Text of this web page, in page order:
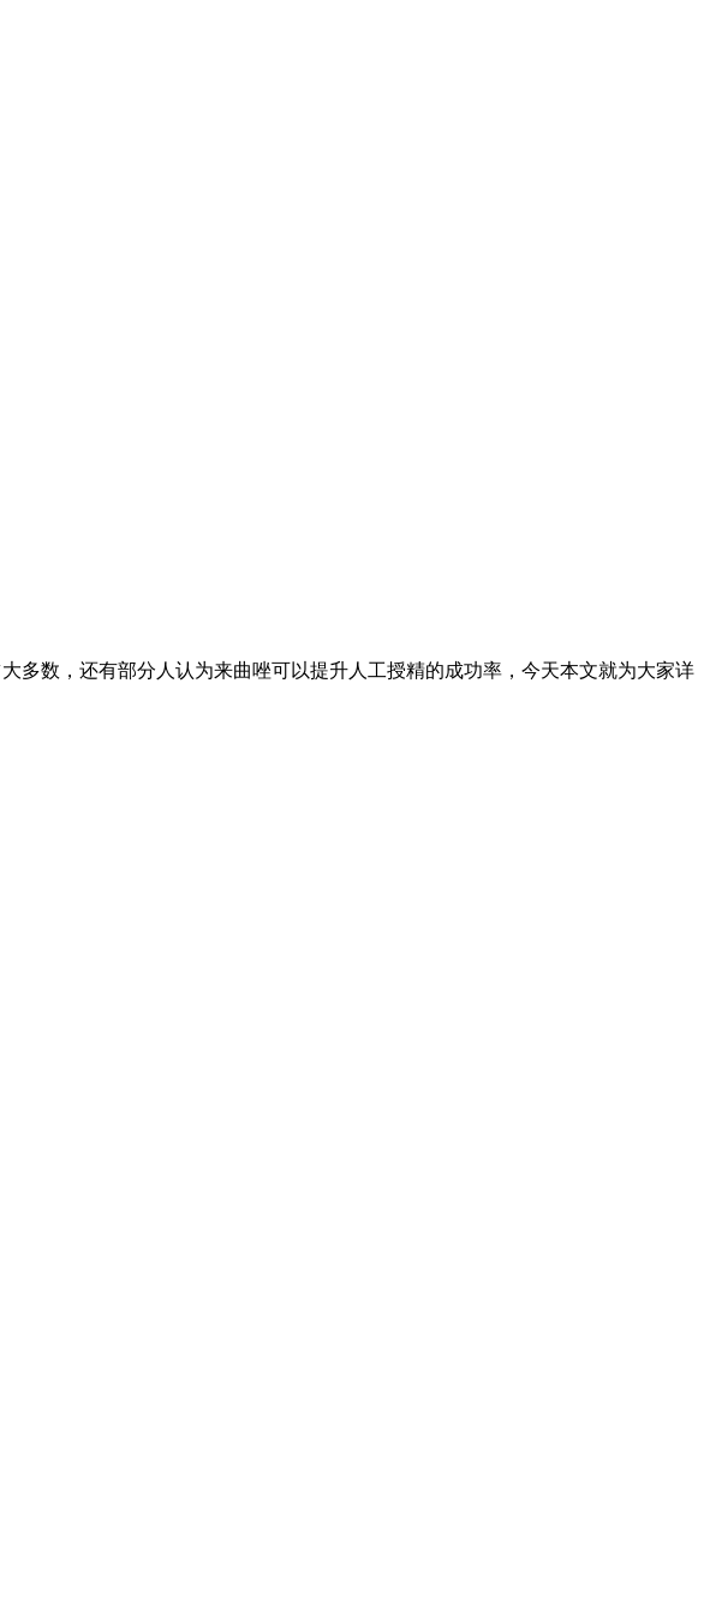
多数，还有部分人认为来曲唑可以提升人工授精的成功率，今天本文就为大家详